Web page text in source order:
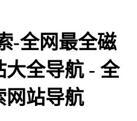
-全网最全磁
大全导航 - 全
网站导航